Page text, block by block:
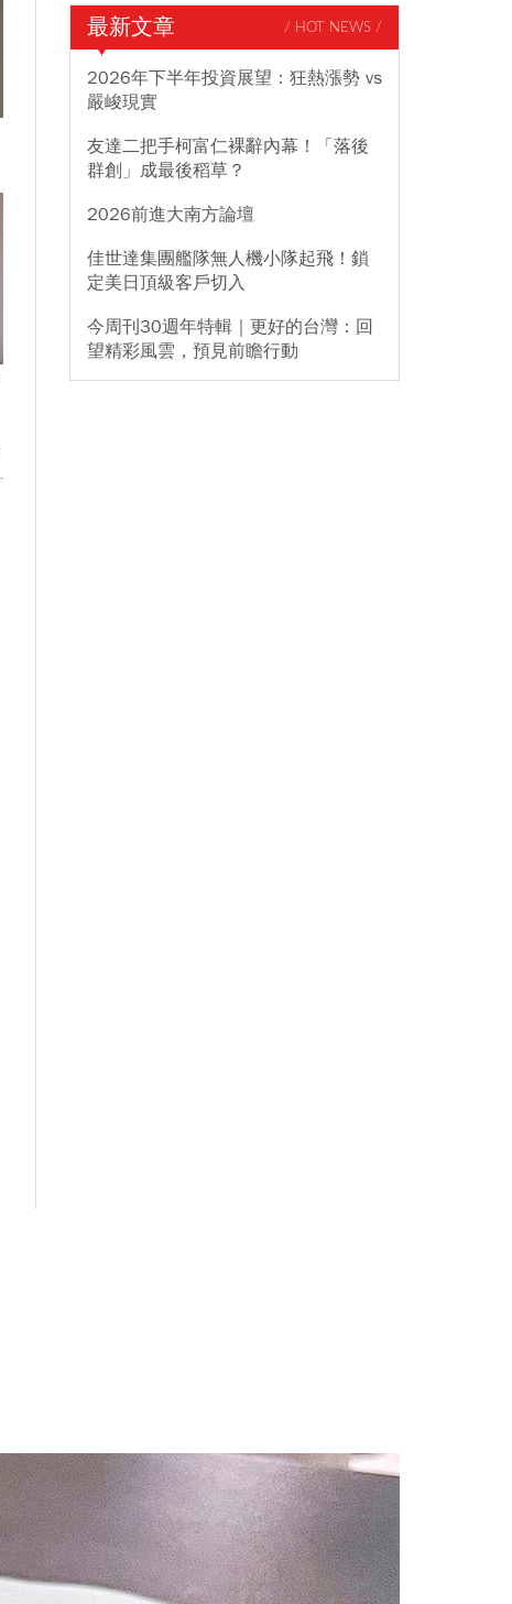
最新文章 / HOT NEWS /
2026年下半年投資展望：狂熱漲勢 vs
嚴峻現實
友達二把手柯富仁裸辭內幕！「落後
群創」成最後稻草？
2026前進大南方論壇
佳世達集團艦隊無人機小隊起飛！鎖
定美日頂級客戶切入
今周刊30週年特輯｜更好的台灣：回
望精彩風雲，預見前瞻行動